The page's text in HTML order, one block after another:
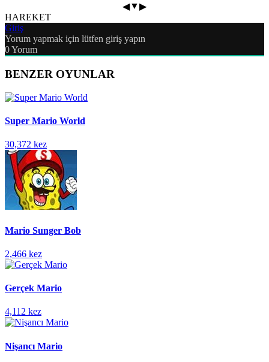
◀▼▶
HAREKET
Giriş
Yorum yapmak için lütfen giriş yapın
0Yorum
BENZER OYUNLAR
Super Mario World
30,372 kez
Mario Sunger Bob
2,466 kez
Gerçek Mario
4,112 kez
Nişancı Mario